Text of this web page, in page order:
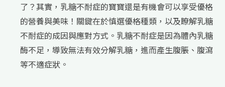
了？其實，乳糖不耐症的寶寶還是有機會可以享受優格
的營養與美味！關鍵在於慎選優格種類，以及瞭解乳糖
不耐症的成因與應對方式。乳糖不耐症是因為體內乳糖
酶不足，導致無法有效分解乳糖，進而產生腹脹、腹瀉
等不適症狀。